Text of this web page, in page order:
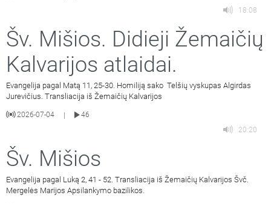
18:08
Šv. Mišios. Didieji Žemaičių
Kalvarijos atlaidai.
Evangelija pagal Matą 11, 25-30. Homiliją sako Telšių vyskupas Algirdas
Jurevičius. Transliacija iš Žemaičių Kalvarijos
2026-07-04 |
46
20:20
Šv. Mišios
Evangelija pagal Luką 2, 41 - 52. Transliacija iš Žemaičių Kalvarijos Švč.
Mergelės Marijos Apsilankymo bazilikos.